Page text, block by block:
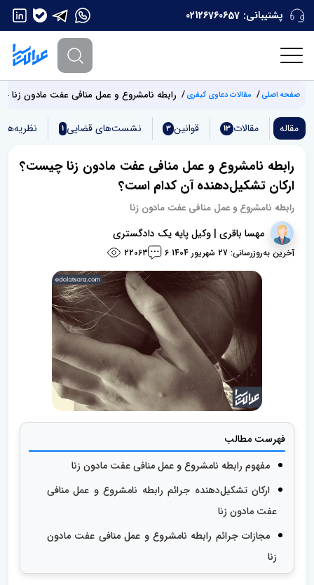
پشتیبانی: 02126760657
صفحه اصلی مقالات دعاوی کیفری رابطه نامشروع و عمل منافی عفت مادون زنا
مقاله مقالات 13 قوانین 3 نشست‌های قضایی 1
رابطه نامشروع و عمل منافی عفت مادون زنا چیست؟
ارکان تشکیل‌دهنده آن کدام است؟
رابطه نامشروع و عمل منافی عفت مادون زنا
مهسا باقری | وکیل پایه یک دادگستری
آخرین به‌روزرسانی: 27 شهریور 1404 6
22063
فهرست مطالب
مفهوم رابطه نامشروع و عمل منافی عفت مادون زنا
ارکان تشکیل‌دهنده جرائم رابطه نامشروع و عمل منافی
عفت مادون زنا
مجازات جرائم رابطه نامشروع و عمل منافی عفت مادون
زنا